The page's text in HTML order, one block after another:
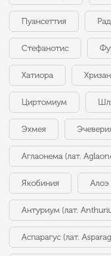
Пуансеттия
Стефанотис
Хатиора
Циртомиум
Эхмея
Аглаонема (лат.
Якобиния Алоэ
Антуриум (лат.
Аспарагус (лат.